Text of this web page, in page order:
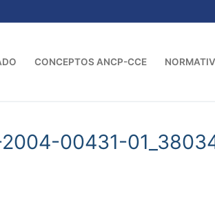
CONCEPTOS ANCP-CCE
00431-